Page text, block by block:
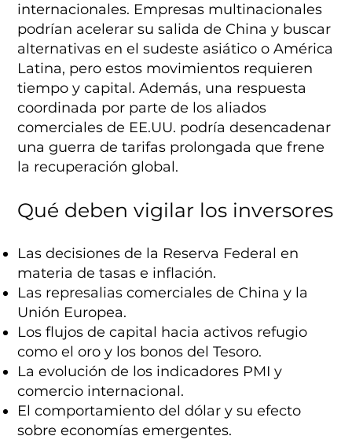
internacionales. Empresas multinacionales
podrían acelerar su salida de China y buscar
alternativas en el sudeste asiático o América
Latina, pero estos movimientos requieren
tiempo y capital. Además, una respuesta
coordinada por parte de los aliados
comerciales de EE.UU. podría desencadenar
una guerra de tarifas prolongada que frene
la recuperación global.
Qué deben vigilar los inversores
Las decisiones de la Reserva Federal en
materia de tasas e inflación.
Las represalias comerciales de China y la
Unión Europea.
Los flujos de capital hacia activos refugio
como el oro y los bonos del Tesoro.
La evolución de los indicadores PMI y
comercio internacional.
El comportamiento del dólar y su efecto
sobre economías emergentes.